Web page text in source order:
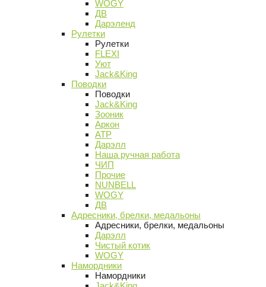
WOGY
ДВ
Дарэленд
Рулетки
Рулетки
FLEXI
Уют
Jack&King
Поводки
Поводки
Jack&King
Зооник
Аркон
АТР
Дарэлл
Наша ручная работа
ЧИП
Прочие
NUNBELL
WOGY
ДВ
Адресники, брелки, медальоны
Адресники, брелки, медальоны
Дарэлл
Чистый котик
WOGY
Намордники
Намордники